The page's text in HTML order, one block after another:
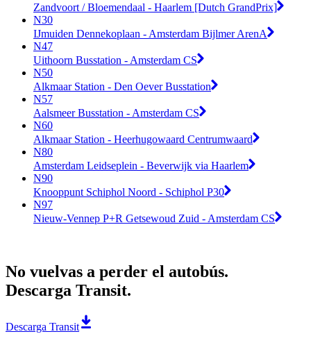
Zandvoort / Bloemendaal - Haarlem [Dutch GrandPrix]
N30
IJmuiden Dennekoplaan - Amsterdam Bijlmer ArenA
N47
Uithoorn Busstation - Amsterdam CS
N50
Alkmaar Station - Den Oever Busstation
N57
Aalsmeer Busstation - Amsterdam CS
N60
Alkmaar Station - Heerhugowaard Centrumwaard
N80
Amsterdam Leidseplein - Beverwijk via Haarlem
N90
Knooppunt Schiphol Noord - Schiphol P30
N97
Nieuw-Vennep P+R Getsewoud Zuid - Amsterdam CS
No vuelvas a perder el autobús.
Descarga Transit.
Descarga Transit